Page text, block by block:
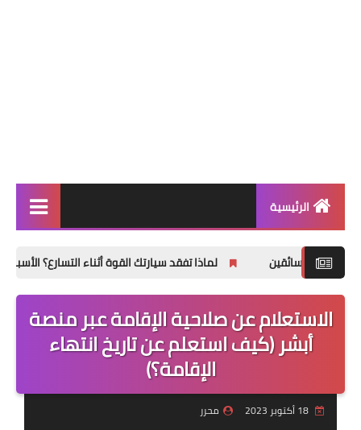
الرئيسية
ترند مصر
تطبيقات وتكنولوجيا
خدمات منصة أبشر
لماذا تفقد سيارتك القوة أثناء التسارع؟ الأسباب الأكثر شيوعًا
الاستعلام عن صلاحية الإقامة عبر منصة
أبشر (كيف استعلم عن تاريخ انتهاء
الإقامة؟)
18 أكتوبر 2023
محرر